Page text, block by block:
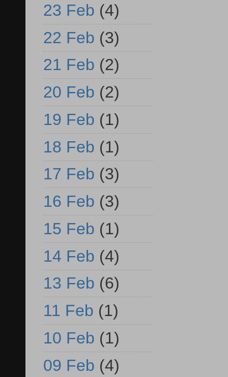
23 Feb (4)
22 Feb (3)
21 Feb (2)
20 Feb (2)
19 Feb (1)
18 Feb (1)
17 Feb (3)
16 Feb (3)
15 Feb (1)
14 Feb (4)
13 Feb (6)
11 Feb (1)
10 Feb (1)
09 Feb (4)